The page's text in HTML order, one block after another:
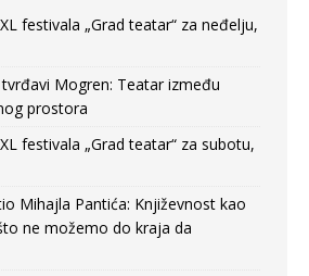
festivala „Grad teatar“ za neđelju,
tvrđavi Mogren: Teatar između
prostora
festivala „Grad teatar“ za subotu,
Mihajla Pantića: Književnost kao
ne možemo do kraja da